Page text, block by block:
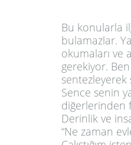
Bu konularla
bulamazlar.
okumaları ve
gerekiyor.
Sence senin
diğerlerinden
Derinlik ve
“Ne zaman